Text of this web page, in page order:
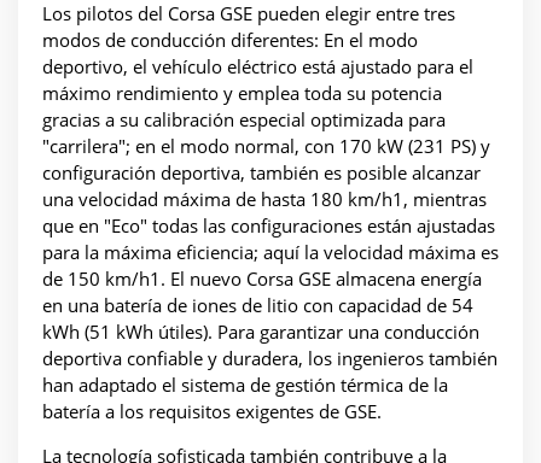
Los pilotos del Corsa GSE pueden elegir entre tres
modos de conducción diferentes: En el modo
deportivo, el vehículo eléctrico está ajustado para el
máximo rendimiento y emplea toda su potencia
gracias a su calibración especial optimizada para
"carrilera"; en el modo normal, con 170 kW (231 PS) y
configuración deportiva, también es posible alcanzar
una velocidad máxima de hasta 180 km/h1, mientras
que en "Eco" todas las configuraciones están ajustadas
para la máxima eficiencia; aquí la velocidad máxima es
de 150 km/h1. El nuevo Corsa GSE almacena energía
en una batería de iones de litio con capacidad de 54
kWh (51 kWh útiles). Para garantizar una conducción
deportiva confiable y duradera, los ingenieros también
han adaptado el sistema de gestión térmica de la
batería a los requisitos exigentes de GSE.
La tecnología sofisticada también contribuye a la